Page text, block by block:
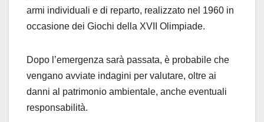
armi individuali e di reparto, realizzato nel 1960 in
occasione dei Giochi della XVII Olimpiade.
Dopo l’emergenza sarà passata, è probabile che
vengano avviate indagini per valutare, oltre ai
danni al patrimonio ambientale, anche eventuali
responsabilità.